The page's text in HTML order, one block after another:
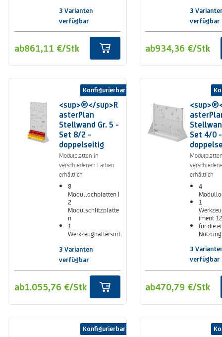
6 Lagersichtkästen
Gr. 6
3 Varianten
verfügbar
ab861,11 €/Stk
mm
3
verfügbar
ab934,36 €/Stk
Konfigurierbar
<sup>®</sup>R
asterPlan
Stellwand Gr. 5 -
Set 8/2 -
doppelseitig
Modulplatten in
verschiedenen Farben
erhältlich
8
Modullochplatten |
2
Modulschlitzplatte
n
1
Werkzeughaltersort
6 Lagersichtkästen
Gr. 6
3 Varianten
verfügbar
ab1.055,76 €/Stk
Set 4/0 -
erhältlich
4
1
iment
für die
Nutzung
3
verfügbar
ab470,79 €/Stk
Konfigurierbar